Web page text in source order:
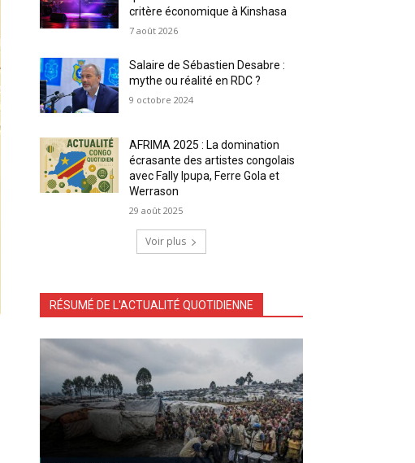
critère économique à Kinshasa
7 août 2026
Salaire de Sébastien Desabre :
mythe ou réalité en RDC ?
9 octobre 2024
AFRIMA 2025 : La domination
écrasante des artistes congolais
avec Fally Ipupa, Ferre Gola et
Werrason
29 août 2025
Voir plus
RÉSUMÉ DE L'ACTUALITÉ QUOTIDIENNE